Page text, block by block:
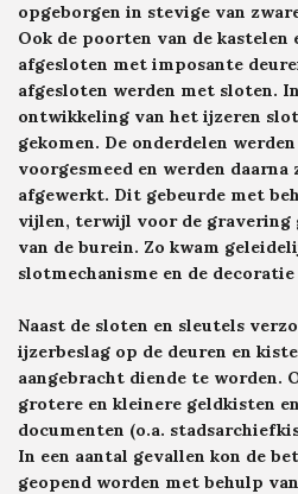
opgeborgen in stevige van
Ook de poorten van de kastelen
afgesloten met imposante
afgesloten werden met sloten.
ontwikkeling van het ijzeren
gekomen. De onderdelen
voorgesmeed en werden
afgewerkt. Dit gebeurde met
vijlen, terwijl voor de gravering
van de burein. Zo kwam
slotmechanisme en de
Naast de sloten en sleutels
ijzerbeslag op de deuren en
aangebracht diende te worden.
grotere en kleinere geldkisten
documenten (o.a.
In een aantal gevallen kon de
geopend worden met behulp